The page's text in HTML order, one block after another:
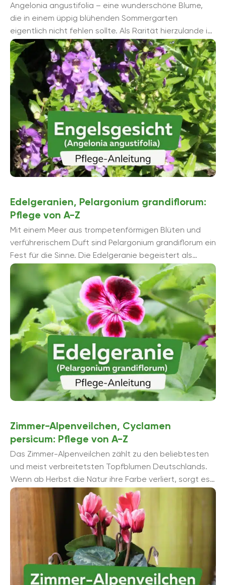
Angelonia angustifolia – eine wunderschöne Blume,
die in einem üppig blühenden Sommergarten
eigentlich nicht fehlen sollte. Als Rarität hierzulande ist
die majestätische Schönheit ein garantierter
Hingucker ...
Edelgeranien, Pelargonium grandiflorum:
Pflege von A-Z
Mit einem Meer aus trompetenförmigen Blüten und
verführerischem Duft sind Pelargonium grandiflorum ein
Fest für die Sinne. Die Edelgeranie begeistert als
verschwenderische Zimmerpflanzen und verwandeln
Zimmer-Alpenveilchen, Cyclamen
persicum: Pflege von A-Z
Das Zimmer-Alpenveilchen zählt zu den beliebtesten
und meist verbreitetsten Topfblumen Deutschlands.
Wenn ab Herbst die Natur ihre Farbe verliert, sorgt es
bis zum Frühjahr mit hell-leuchtenden Blüten ...